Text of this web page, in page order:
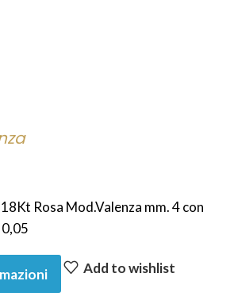
Rosa Mod.Valenza mm. 4 con
Add to wishlist